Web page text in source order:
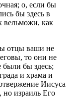
о, если бы
бы здесь в
вельможи, как
отцы ваши не
то они не
бы здесь;
и храма и
Иисуса
но израиль Его